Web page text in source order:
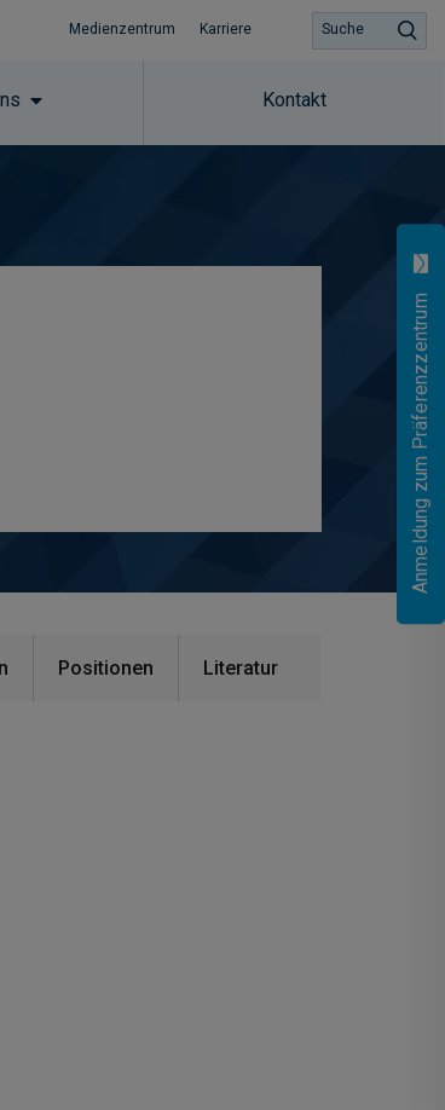
Medienzentrum Karriere
Kontakt
Suche
Positionen Literatur
Anmeldung zum Präferenzzentrum